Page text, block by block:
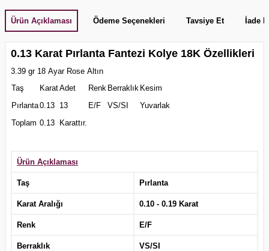
Ürün Açıklaması Ödeme Seçenekleri Tavsiye Et İade
0.13 Karat Pırlanta Fantezi Kolye 18K Özellikleri
3.39 gr 18 Ayar Rose Altın
Taş
KaratAdet Renk Berraklık Kesim
Pırlanta0.13 13 E/F VS/SI
Yuvarlak
Toplam 0.13 Karattır.
Ürün Açıklaması
Taş Pırlanta
Karat Aralığı 0.10 - 0.19 Karat
Renk E/F
Berraklık VS/SI